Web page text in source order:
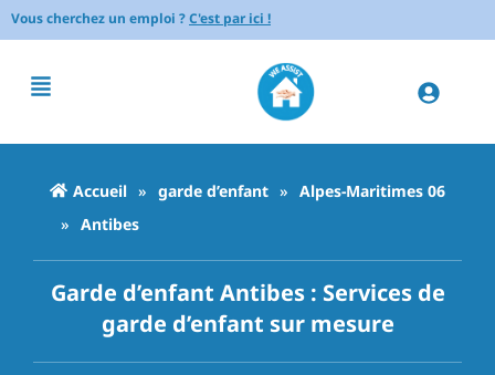
Vous cherchez un emploi ?C'est par ici !
Accueil » garde d’enfant » Alpes-Maritimes 06
» Antibes
Garde d’enfant Antibes : Services de
garde d’enfant sur mesure